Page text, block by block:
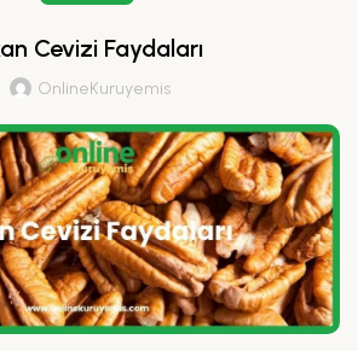
Cevizi Faydaları
OnlineKuruyemis